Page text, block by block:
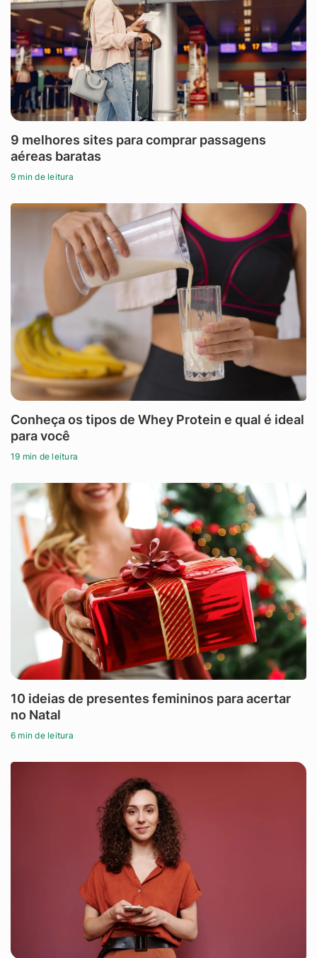
9 melhores sites para comprar passagens
aéreas baratas
9 min de leitura
Conheça os tipos de Whey Protein e qual é ideal
para você
19 min de leitura
10 ideias de presentes femininos para acertar
no Natal
6 min de leitura